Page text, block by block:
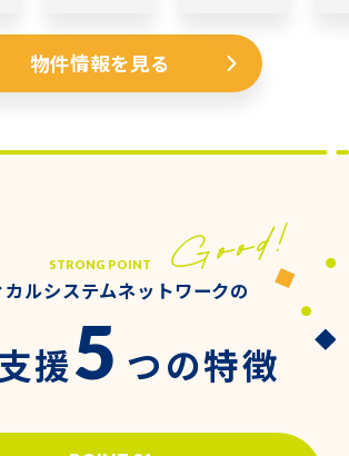
物件情報を見る
STRONG POINT
カルシステムネットワークの
援5 つの特徴